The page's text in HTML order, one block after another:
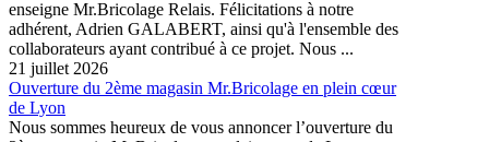
enseigne Mr.Bricolage Relais. Félicitations à notre
adhérent, Adrien GALABERT, ainsi qu'à l'ensemble des
collaborateurs ayant contribué à ce projet. Nous ...
21 juillet 2026
Ouverture du 2ème magasin Mr.Bricolage en plein cœur
de Lyon
Nous sommes heureux de vous annoncer l’ouverture du